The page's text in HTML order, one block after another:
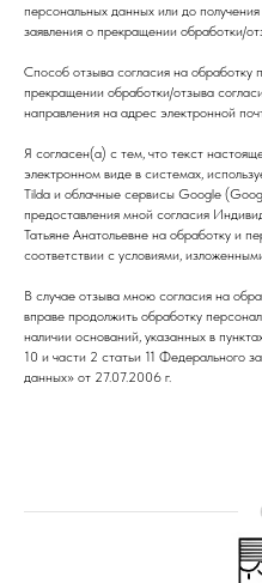
персональных данных или до
заявления о прекращении обработки/
Способ отзыва согласия на обработку
прекращении обработки/отзыва
направления на адрес электронной
Я согласен(а) с тем, что текст
электронном виде в системах,
Tilda и облачные сервисы Google
предоставления мной согласия
Татьяне Анатольевне на обработку и
соответствии с условиями,
В случае отзыва мною согласия на
вправе продолжить обработку
наличии оснований, указанных в
10 и части 2 статьи 11
данных» от 27.07.2006 г.